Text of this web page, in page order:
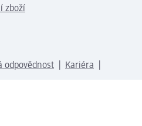
zboží
odpovědnost
Kariéra